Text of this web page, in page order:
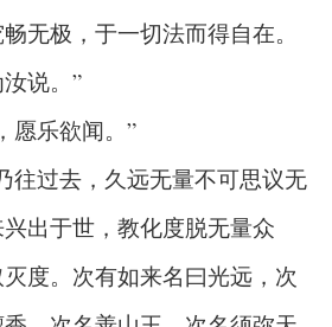
无极，于一切法而得自在。
说。”
乐欲闻。”
过去，久远无量不可思议无
出于世，教化度脱无量众
度。次有如来名曰光远，次